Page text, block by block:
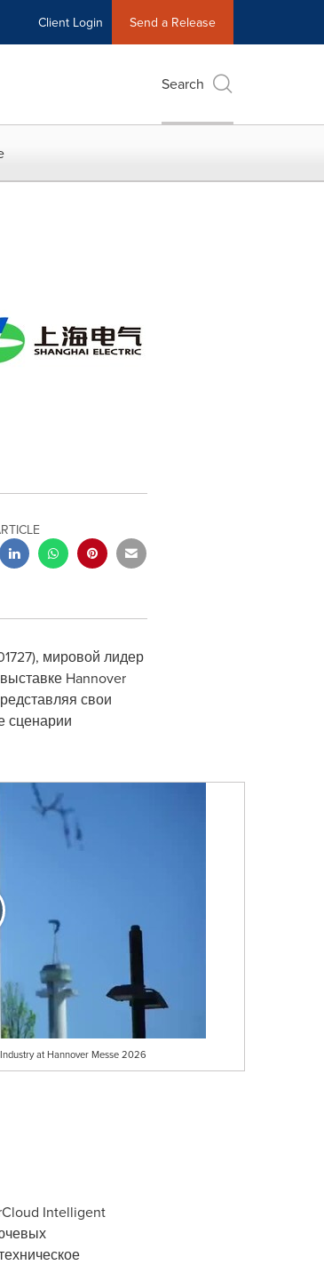
Client Login Send a Release
Search
мировой лидер
Hannover
свои
сценарии
at Hannover Messe 2026
Intelligent